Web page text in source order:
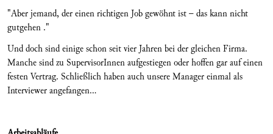
"Aber jemand, der einen richtigen Job gewöhnt ist – das kann nicht
gutgehen ."
Und doch sind einige schon seit vier Jahren bei der gleichen Firma.
Manche sind zu SupervisorInnen aufgestiegen oder hoffen gar auf einen
festen Vertrag. Schließlich haben auch unsere Manager einmal als
Interviewer angefangen...